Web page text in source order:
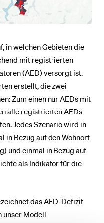
in welchen Gebieten die
mit registrierten
(AED) versorgt ist.
erstellt, die zwei
Zum einen nur AEDs mit
alle registrierten AEDs
Jedes Szenario wird in
in Bezug auf den Wohnort
und einmal in Bezug auf
als Indikator für die
das AED-Defizit
unser Modell